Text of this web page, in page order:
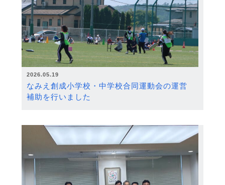
2026.05.19
なみえ創成小学校・中学校合同運動会の運営
補助を行いました